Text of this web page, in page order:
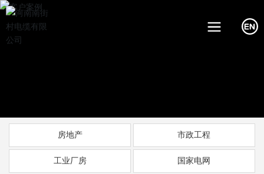
房地产 市政工程
工业厂房 国家电网